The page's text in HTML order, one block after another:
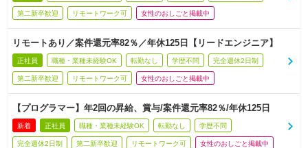
第二新卒歓迎 リモートワーク可 女性のおしごと掲載中
リモートあり／案件還元率82％／年休125日【リードエンジニア】
正社員 職種・業種未経験OK 転勤なし 学歴不問 完全週休2日制
第二新卒歓迎 リモートワーク可 女性のおしごと掲載中
【プログラマー】年2回の昇給、賞与/案件還元率82％/年休125日
新着 正社員 職種・業種未経験OK 転勤なし 学歴不問
完全週休2日制 第二新卒歓迎 リモートワーク可 女性のおしごと掲載中